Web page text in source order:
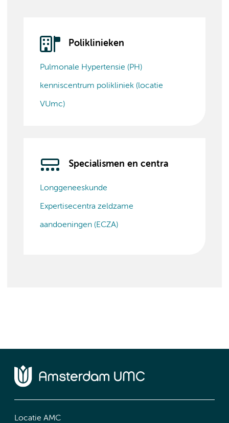
Poliklinieken
Pulmonale Hypertensie (PH)
kenniscentrum polikliniek (locatie
VUmc)
Specialismen en centra
Longgeneeskunde
Expertisecentra zeldzame
aandoeningen (ECZA)
Locatie AMC